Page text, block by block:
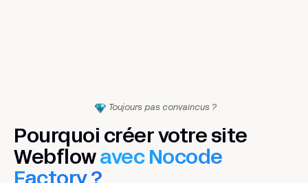
Toujours pas convaincus ?
Pourquoi créer votre site
Webflow avec Nocode